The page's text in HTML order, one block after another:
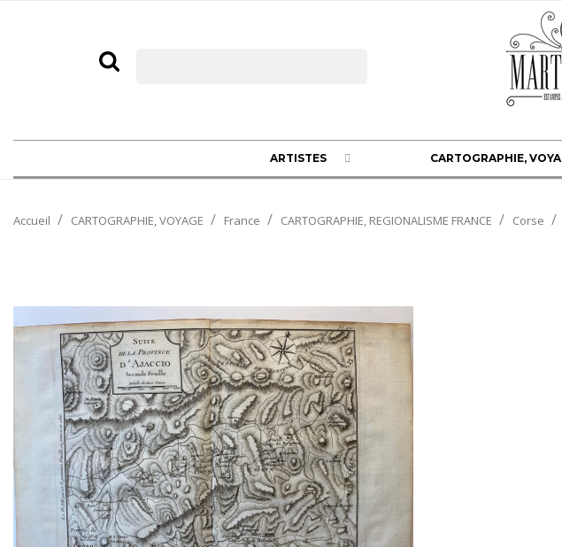
ARTISTES CARTOGRAPHIE,
Accueil CARTOGRAPHIE, VOYAGE France CARTOGRAPHIE, REGIONALISME FRANCE Corse